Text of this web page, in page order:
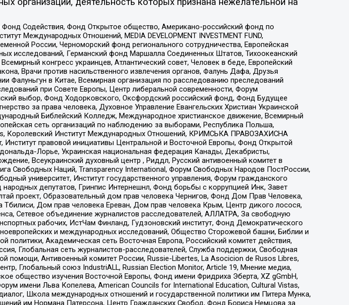
Содействия, Фонд Открытое общество, Американо-российский фонд по
Международных Отношений, MEDIA DEVELOPMENT INVESTMENT FUND,
России, Черноморский фонд регионального сотрудничества, Европейская
исследований, Германский фонд Маршалла Соединенных Штатов, Тихоокеанский
конгресс украинцев, Атлантический совет, Человек в беде, Европейский
Врачи против насильственного извлечения органов, Фалунь Дафа, Друзья
Фалуньгун в Китае, Всемирная организация по расследованию преследований
при Совете Европы, Центр либеральной современности, Форум
выбор, Фонд Ходорковского, Оксфордский российский фонд, Фонд Будущее
за права человека, Духовное Управление Евангельских Христиан Украинской
Библейский Колледж, Международное христианское движение, Всемирный
сеть организаций по наблюдению за выборами, Республика Польша,
Королевский Институт Международных Отношений, КРИМСЬКА ПРАВОЗАХИСНА
правовой инициативы Центральной и Восточной Европы, Фонд Открытой
Лорье, Украинская национальная федерация Канады, Декабристы,
Всеукраинский духовный центр , Риддл, Русский антивоенный комитет в
Свободных Наций, Transparеncy International, Форум Свободных Народов ПостРоссии,
университет, Институт государственного управления, Форум гражданского
депутатов, Гринпис Интернешнл, Фонд борьбы с коррупцией Инк, Завет
проект, Образовательный дом прав человека Чернигов, Фонд Дом Прав Человека,
Дом прав человека Ереван, Дом прав человека Крым, Центр дикого лосося,
Сетевое объединение журналистов расследователей, АЛЛАТРА, За свободную
рабочих, ИстЧам Финланд, Гудзоновский институт, Фонд Демократического
и международных исследований, Общество Сторожевой башни, Библии и
политики, Академическая сеть Восточная Европа, Российский комитет действия,
Глобальная сеть журналистов-расследователей, Служба поддержки, Свободная
Антивоенный комитет России, Russie-Libertes, La Asocicion de Rusos Libres,
Глобальный союз IndustriALL, Russian Election Monitor, Article 19, Мнение медиа,
общество изучения Восточной Европы, Фонд имени Фридриха Эберта, XZ gGmbH,
имени Льва Копелева, American Councils for International Education, Cultural Vistas,
Школа международных отношений и государственной политики им Питера Мунка,
им Нормана Патерсона, Центр Гражданских Свобод, Фонд Бориса Немцова за